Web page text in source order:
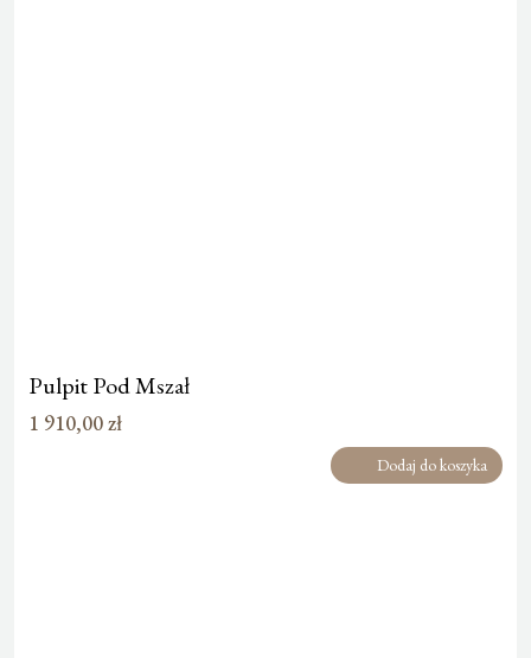
Pulpit Pod Mszał
1 910,00zł
Dodaj do koszyka